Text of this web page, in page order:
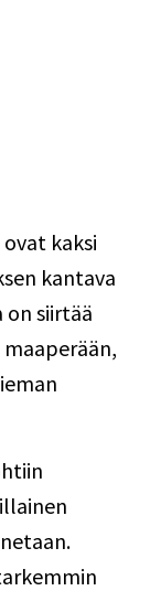
ovat kaksi
kantava
on siirtää